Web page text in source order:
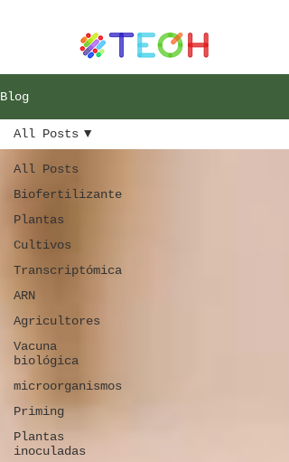
Blog
All Posts
Biofertilizante
Plantas
Cultivos
Transcriptómica
ARN
Agricultores
Vacuna
biológica
microorganismos
Priming
Plantas
inoculadas
All Posts